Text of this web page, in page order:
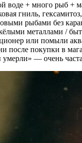
воде + много рыб +
гниль,
рыбами без
металлами /
или помыли
после покупки в
— очень